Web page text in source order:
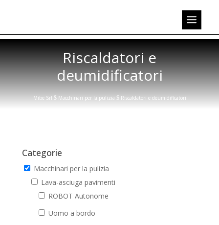
Riscaldatori e
deumidificatori
Mibe Srl $ Macchinari per la pulizia $ Riscaldatori e deumidificatori
Categorie
Macchinari per la pulizia
Lava-asciuga pavimenti
ROBOT Autonome
Uomo a bordo